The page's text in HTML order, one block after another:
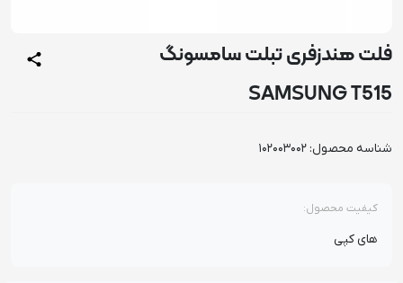
هندزفری تبلت سامسونگ
SAMSUNG
محصول:102003002
کیفیت محصول:
های کپی